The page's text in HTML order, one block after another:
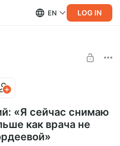
EN LOG IN
«Я сейчас снимаю
как врача не